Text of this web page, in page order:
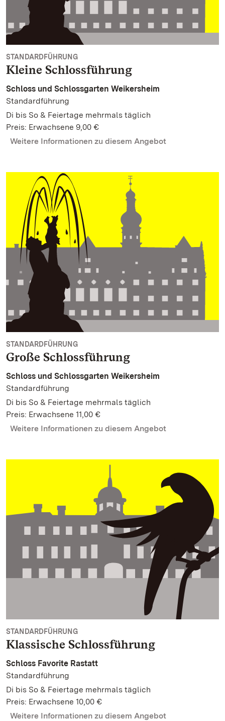
STANDARDFÜHRUNG
Kleine Schlossführung
Schloss und Schlossgarten Weikersheim
Standardführung
Di bis So & Feiertage mehrmals täglich
Preis: Erwachsene 9,00 €
Weitere Informationen zu diesem Angebot
STANDARDFÜHRUNG
Große Schlossführung
Schloss und Schlossgarten Weikersheim
Standardführung
Di bis So & Feiertage mehrmals täglich
Preis: Erwachsene 11,00 €
Weitere Informationen zu diesem Angebot
STANDARDFÜHRUNG
Klassische Schlossführung
Schloss Favorite Rastatt
Standardführung
Di bis So & Feiertage mehrmals täglich
Preis: Erwachsene 10,00 €
Weitere Informationen zu diesem Angebot